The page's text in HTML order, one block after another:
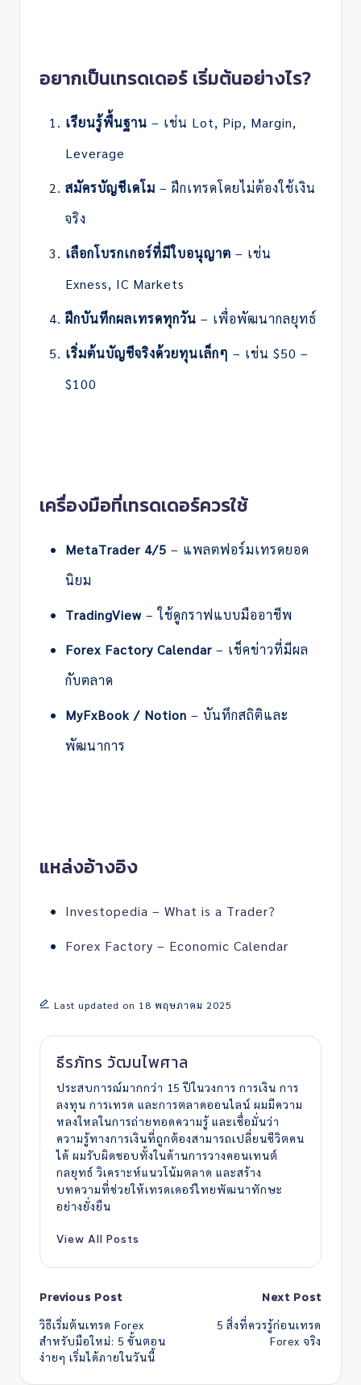
อยากเป็นเทรดเดอร์ เริ่มต้นอย่างไร?
เรียนรู้พื้นฐาน – เช่น Lot, Pip, Margin,
Leverage
สมัครบัญชีเดโม – ฝึกเทรดโดยไม่ต้องใช้เงิน
จริง
เลือกโบรกเกอร์ที่มีใบอนุญาต – เช่น
Exness, IC Markets
ฝึกบันทึกผลเทรดทุกวัน – เพื่อพัฒนากลยุทธ์
เริ่มต้นบัญชีจริงด้วยทุนเล็กๆ – เช่น $50 –
$100
เครื่องมือที่เทรดเดอร์ควรใช้
MetaTrader 4/5 – แพลตฟอร์มเทรดยอด
นิยม
TradingView – ใช้ดูกราฟแบบมืออาชีพ
Forex Factory Calendar – เช็คข่าวที่มีผล
กับตลาด
MyFxBook / Notion – บันทึกสถิติและ
พัฒนาการ
แหล่งอ้างอิง
Investopedia – What is a Trader?
Forex Factory – Economic Calendar
Last updated on 18 พฤษภาคม 2025
ธีรภัทร วัฒนไพศาล
ประสบการณ์มากกว่า 15 ปีในวงการ การเงิน การ
ลงทุน การเทรด และการตลาดออนไลน์ ผมมีความ
หลงใหลในการถ่ายทอดความรู้ และเชื่อมั่นว่า
ความรู้ทางการเงินที่ถูกต้องสามารถเปลี่ยนชีวิตคน
ได้ ผมรับผิดชอบทั้งในด้านการวางคอนเทนต์
กลยุทธ์ วิเคราะห์แนวโน้มตลาด และสร้าง
บทความที่ช่วยให้เทรดเดอร์ไทยพัฒนาทักษะ
อย่างยั่งยืน
View All Posts
Post
navigation
Previous Post
วิธีเริ่มต้นเทรด Forex
สำหรับมือใหม่: 5 ขั้นตอน
ง่ายๆ เริ่มได้ภายในวันนี้
Next Post
5 สิ่งที่ควรรู้ก่อนเทรด
Forex จริง